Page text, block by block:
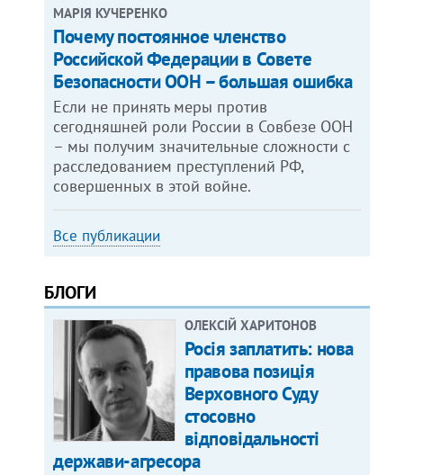
МАРІЯ КУЧЕРЕНКО
​Почему постоянное членство
Российской Федерации в Совете
Безопасности ООН – большая ошибка
Если не принять меры против
сегодняшней роли России в Совбезе ООН
– мы получим значительные сложности с
расследованием преступлений РФ,
совершенных в этой войне.
Все публикации
БЛОГИ
ОЛЕКСІЙ ХАРИТОНОВ
Росія заплатить: нова
правова позиція
Верховного Суду
стосовно
відповідальності
держави-агресора